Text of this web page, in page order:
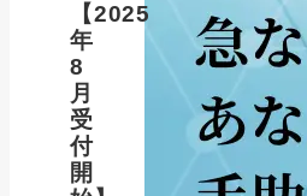
【2025
年
8
月
受
付
開